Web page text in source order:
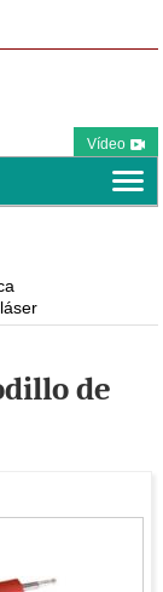
Vídeo
de